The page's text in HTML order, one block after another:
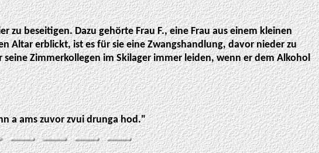
beseitigen. Dazu gehörte Frau F., eine Frau aus einem kleinen
Altar erblickt, ist es für sie eine Zwangshandlung, davor nieder zu
Zimmerkollegen im Skilager immer leiden, wenn er dem Alkohol
a ams zuvor zvui drunga hod."